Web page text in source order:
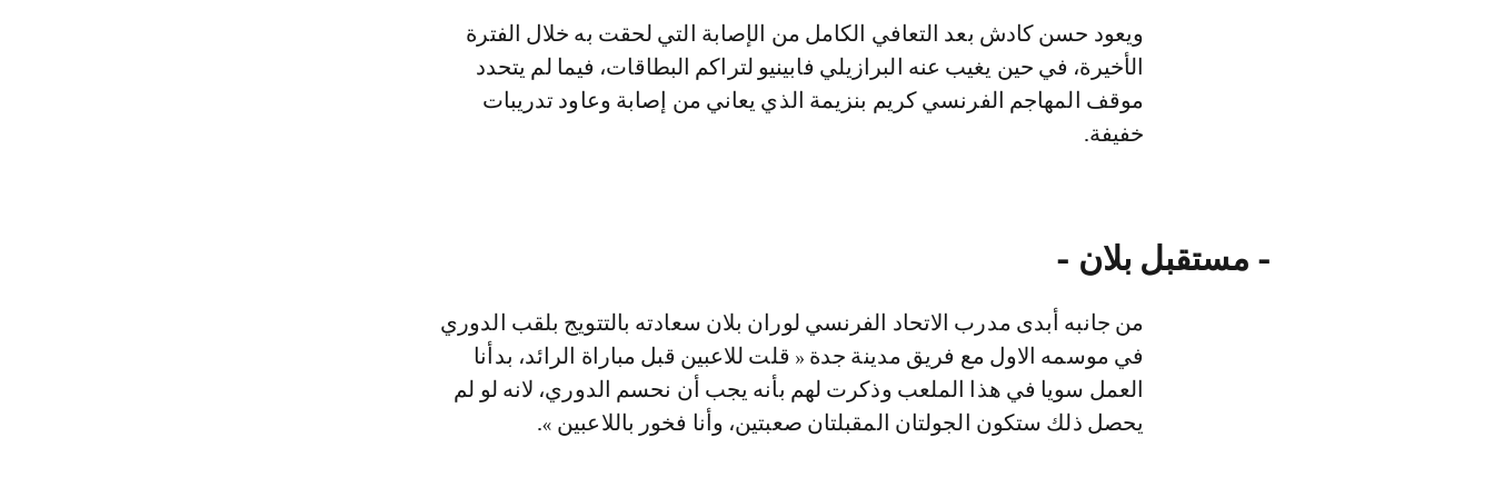
ويعود حسن كادش بعد التعافي الكامل من الإصابة التي لحقت به خلال الفترة
الأخيرة، في حين يغيب عنه البرازيلي فابينيو لتراكم البطاقات، فيما لم يتحدد
موقف المهاجم الفرنسي كريم بنزيمة الذي يعاني من إصابة وعاود تدريبات
خفيفة.
- مستقبل بلان -
من جانبه أبدى مدرب الاتحاد الفرنسي لوران بلان سعادته بالتتويج بلقب الدوري
في موسمه الاول مع فريق مدينة جدة « قلت للاعبين قبل مباراة الرائد، بدأنا
العمل سويا في هذا الملعب وذكرت لهم بأنه يجب أن نحسم الدوري، لانه لو لم
يحصل ذلك ستكون الجولتان المقبلتان صعبتين، وأنا فخور باللاعبين ».